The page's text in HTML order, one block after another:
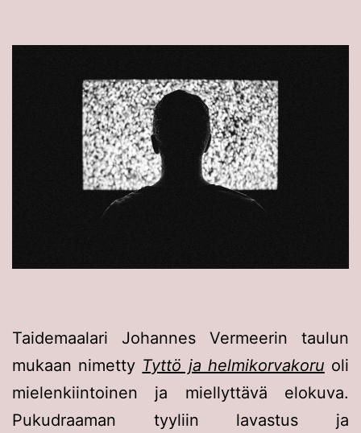
Taidemaalari Johannes Vermeerin taulun
mukaan nimetty Tyttö ja helmikorvakoru oli
mielenkiintoinen ja miellyttävä elokuva.
Pukudraaman tyyliin lavastus ja